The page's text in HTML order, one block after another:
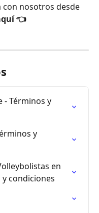
con nosotros desde
👈
- Términos y
y
en
y condiciones